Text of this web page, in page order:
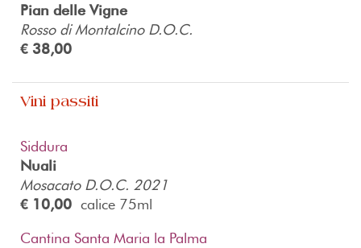
Pian delle Vigne
Rosso di Montalcino D.O.C.
€ 38,00
Vini passiti
Siddura
Nuali
Mosacato D.O.C. 2021
€ 10,00 calice 75ml
Cantina Santa Maria la Palma